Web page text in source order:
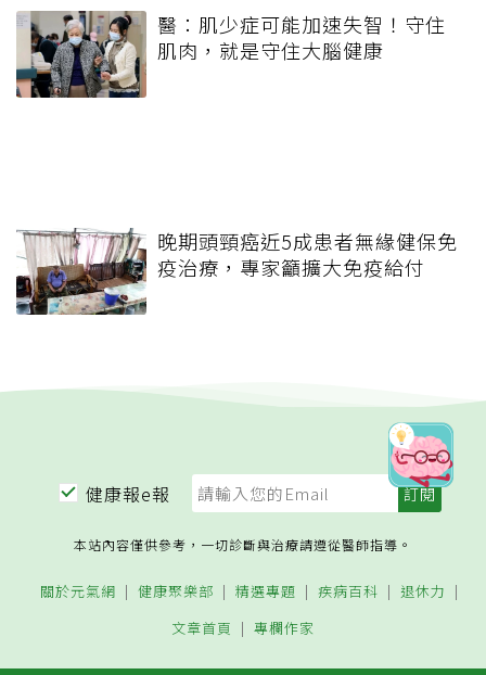
醫：肌少症可能加速失智！守住
肌肉，就是守住大腦健康
晚期頭頸癌近5成患者無緣健保免
疫治療，專家籲擴大免疫給付
健康報e報
本站內容僅供參考，一切診斷與治療請遵從醫師指導。
關於元氣網 健康聚樂部 精選專題 疾病百科
退休力
文章首頁
專欄作家